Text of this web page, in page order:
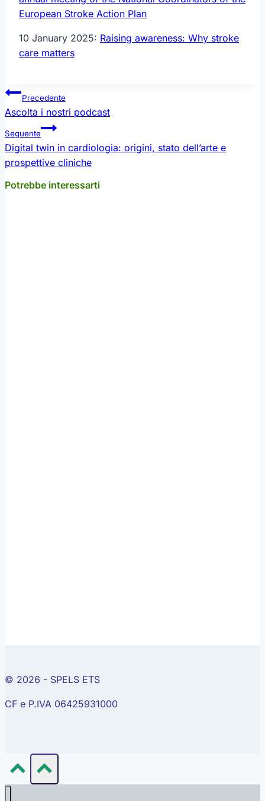
European Stroke Action Plan
10 January 2025: Raising awareness: Why stroke
care matters
Navigazione
articoli
Precedente
Ascolta i nostri podcast
Seguente
Digital twin in cardiologia: origini, stato dell’arte e
prospettive cliniche
Potrebbe interessarti
© 2026 - SPELS ETS
CF e P.IVA 06425931000